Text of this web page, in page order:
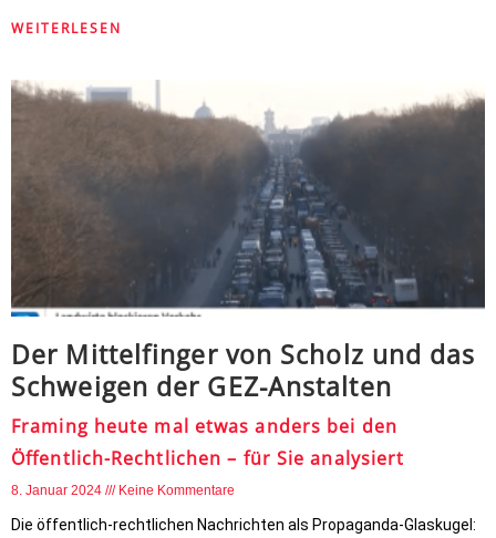
WEITERLESEN
Der Mittelfinger von Scholz und das
Schweigen der GEZ-Anstalten
Framing heute mal etwas anders bei den
Öffentlich-Rechtlichen – für Sie analysiert
8. Januar 2024 Keine Kommentare
Die öffentlich-rechtlichen Nachrichten als Propaganda-Glaskugel: